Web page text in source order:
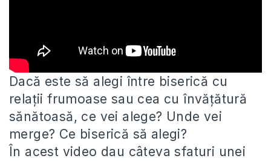
Dacă este să alegi între biserică cu
relații frumoase sau cea cu învățătură
sănătoasă, ce vei alege? Unde vei
merge? Ce biserică să alegi?
În acest video dau câteva sfaturi unei